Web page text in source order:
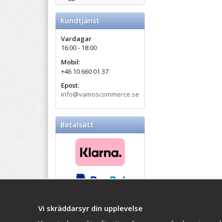
Kundtjänst
Vardagar
16:00 - 18:00
Mobil:
+46 10 660 01 37
Epost:
info@vamoscommerce.se
Betalsätt
Balticproducts.eu- Your
Vi skräddarsyr din upplevelse